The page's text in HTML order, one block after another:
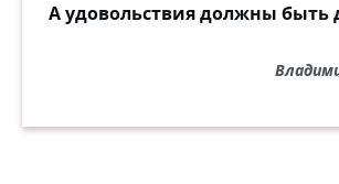
А удовольствия должны быть